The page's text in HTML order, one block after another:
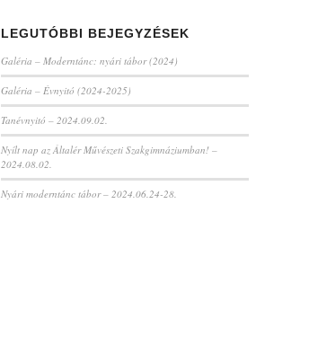
LEGUTÓBBI BEJEGYZÉSEK
Galéria – Moderntánc: nyári tábor (2024)
Galéria – Évnyitó (2024-2025)
Tanévnyitó – 2024.09.02.
Nyílt nap az Általér Művészeti Szakgimnáziumban! –
2024.08.02.
Nyári moderntánc tábor – 2024.06.24-28.